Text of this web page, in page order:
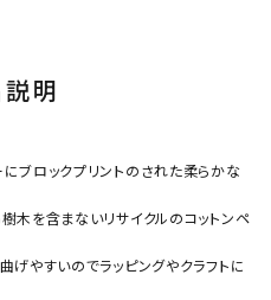
明
ブロックプリントのされた柔らかな
木を含まないリサイクルのコットンペ
げやすいのでラッピングやクラフトに